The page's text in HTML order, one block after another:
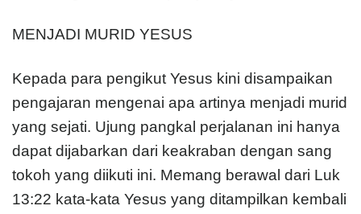
MENJADI MURID YESUS
Kepada para pengikut Yesus kini disampaikan
pengajaran mengenai apa artinya menjadi murid
yang sejati. Ujung pangkal perjalanan ini hanya
dapat dijabarkan dari keakraban dengan sang
tokoh yang diikuti ini. Memang berawal dari Luk
13:22 kata-kata Yesus yang ditampilkan kembali